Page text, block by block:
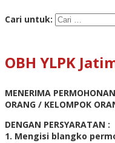
Cari untuk:
OBH YLPK
MENERIMA
ORANG / KELOMPOK
DENGAN PERSYARATAN :
1. Mengisi blangko